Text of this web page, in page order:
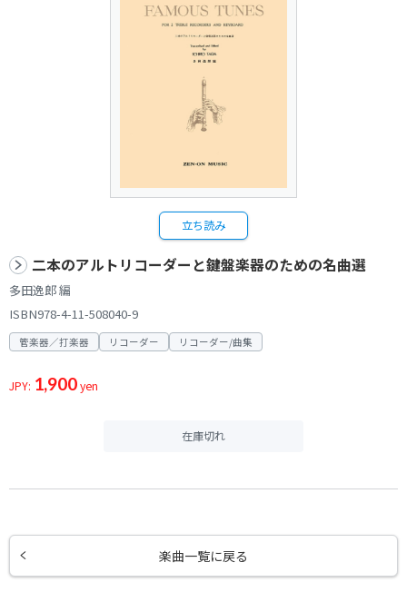
立ち読み
二本のアルトリコーダーと鍵盤楽器のための名曲選
多田逸郎 編
ISBN978-4-11-508040-9
管楽器／打楽器 リコーダー リコーダー/曲集
JPY: 1,900yen
在庫切れ
楽曲一覧に戻る